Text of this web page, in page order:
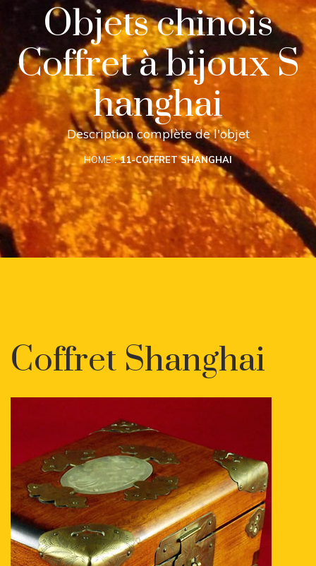
Objets chinois
Coffret à bijoux S
hanghai
Description complète de l'objet
HOME 11-COFFRET SHANGHAI
Coffret Shanghai